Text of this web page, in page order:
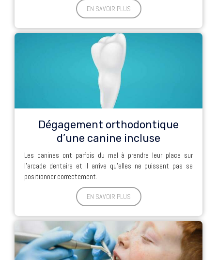
EN SAVOIR PLUS
Dégagement orthodontique
d’une canine incluse
Les canines ont parfois du mal à prendre leur place sur
l’arcade dentaire et il arrive qu’elles ne puissent pas se
positionner correctement.
EN SAVOIR PLUS